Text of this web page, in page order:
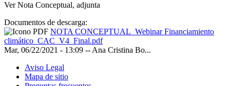
Ver Nota Conceptual, adjunta
Documentos de descarga:
NOTA CONCEPTUAL_Webinar Financiamiento
climático_CAC_V4_Final.pdf
Mar, 06/22/2021 - 13:09 -- Ana Cristina Bo...
Aviso Legal
Mapa de sitio